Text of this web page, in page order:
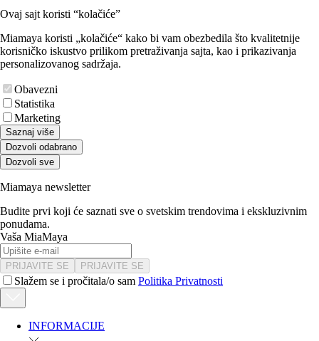
Ovaj sajt koristi “kolačiće”
Miamaya koristi „kolačiće“ kako bi vam obezbedila što kvalitetnije
korisničko iskustvo prilikom pretraživanja sajta, kao i prikazivanja
personalizovanog sadržaja.
Obavezni
Statistika
Marketing
Saznaj više
Dozvoli odabrano
Dozvoli sve
Miamaya newsletter
Budite prvi koji će saznati sve o svetskim trendovima i ekskluzivnim
ponudama.
Vaša MiaMaya
PRIJAVITE SE PRIJAVITE SE
Slažem se i pročitala/o sam Politika Privatnosti
INFORMACIJE